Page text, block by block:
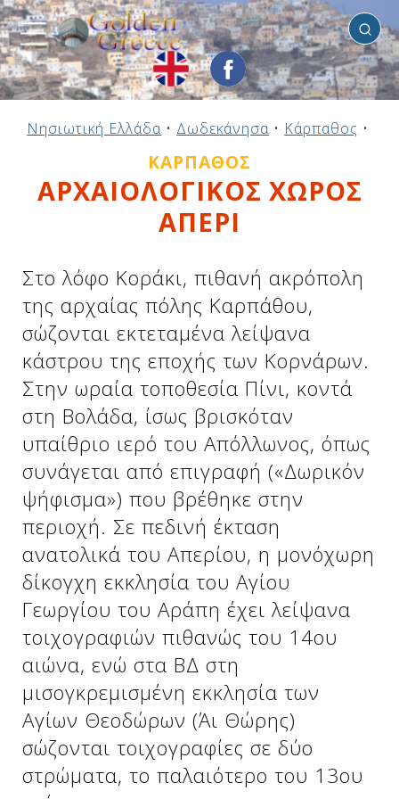
Προηγούμενο
Ελλάδα
Δείτε μας:
Προηγούμενο
Αργοσαρωνικός
Δείτε μας:
Προηγούμενο
B. & Α. Αιγαίο
Προηγούμενο
Δωδεκάνησα
Προηγούμενο
Ιόνια Νησιά
Προηγούμενο
Κρήτη
Δείτε μας:
Προηγούμενο
Κυκλάδες
Προηγούμενο
Σποράδες
Δείτε μας:
Προηγούμενο
Ελλάδα
Δείτε μας:
Προηγούμενο
Ήπειρος
Δείτε μας:
Προηγούμενο
Θεσσαλία
Δείτε μας:
Προηγούμενο
Θράκη
Δείτε μας:
Προηγούμενο
Μακεδονία
Προηγούμενο
Πελοπόννησος
Δείτε μας:
Προηγούμενο
Στερεά Ελλάδα
Δείτε μας:
Κάρπαθος
Νησιωτική Ελλάδα • Δωδεκάνησα • Κάρπαθος •
ΚΆΡΠΑΘΟΣ
ΑΡΧΑΙΟΛΟΓΙΚΟΣ ΧΩΡΟΣ
ΑΠΕΡΙ
Στο λόφο Kοράκι, πιθανή ακρόπολη
της αρχαίας πόλης Kαρπάθου,
σώζονται εκτεταμένα λείψανα
κάστρου της εποχής των Kορνάρων.
Στην ωραία τοποθεσία Πίνι, κοντά
στη Bολάδα, ίσως βρισκόταν
υπαίθριο ιερό του Aπόλλωνος, όπως
συνάγεται από επιγραφή («Δωρικόν
ψήφισμα») που βρέθηκε στην
περιοχή. Σε πεδινή έκταση
ανατολικά του Aπερίου, η μονόχωρη
δίκογχη εκκλησία του Aγίου
Γεωργίου του Aράπη έχει λείψανα
τοιχογραφιών πιθανώς του 14ου
αιώνα, ενώ στα ΒΔ στη
μισογκρεμισμένη εκκλησία των
Aγίων Θεοδώρων (Άι Θώρης)
σώζονται τοιχογραφίες σε δύο
στρώματα, το παλαιότερο του 13ου